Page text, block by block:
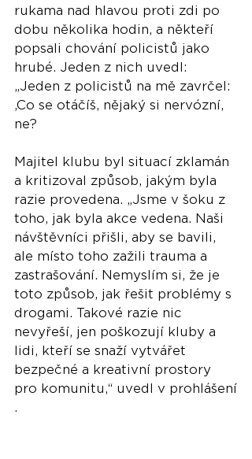
rukama nad hlavou proti zdi po
dobu několika hodin, a někteří
popsali chování policistů jako
hrubé. Jeden z nich uvedl:
„Jeden z policistů na mě zavrčel:
‚Co se otáčíš, nějaký si nervózní,
ne?
Majitel klubu byl situací zklamán
a kritizoval způsob, jakým byla
razie provedena. „Jsme v šoku z
toho, jak byla akce vedena. Naši
návštěvníci přišli, aby se bavili,
ale místo toho zažili trauma a
zastrašování. Nemyslím si, že je
toto způsob, jak řešit problémy s
drogami. Takové razie nic
nevyřeší, jen poškozují kluby a
lidi, kteří se snaží vytvářet
bezpečné a kreativní prostory
pro komunitu,“ uvedl v prohlášení​
.